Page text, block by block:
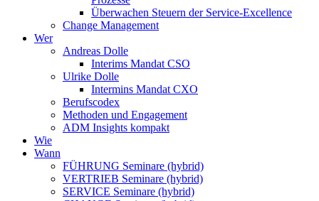
Überwachen Steuern der Service-Excellence
Change Management
Wer
Andreas Dolle
Interims Mandat CSO
Ulrike Dolle
Intermins Mandat CXO
Berufscodex
Methoden und Engagement
ADM Insights kompakt
Wie
Wann
FÜHRUNG Seminare (hybrid)
VERTRIEB Seminare (hybrid)
SERVICE Seminare (hybrid)